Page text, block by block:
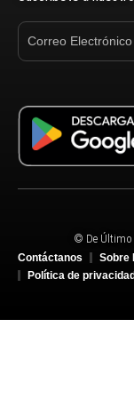
© De Último
Contáctanos
Sobre
Política de privacidad